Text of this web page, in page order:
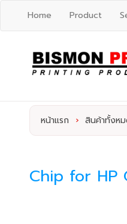
Home Product
หน้าแรก › สินค้าทั้งห
Chip for HP